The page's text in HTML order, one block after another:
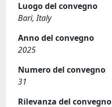
Luogo del convegno
Bari, Italy
Anno del convegno
2025
Numero del convegno
31
Rilevanza del convegno